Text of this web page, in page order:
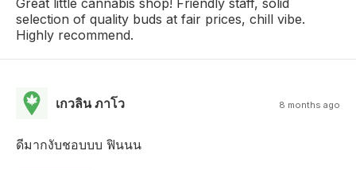
selection of quality buds at fair prices, chill vibe.
Highly recommend.
เกวลิน ภาโว 8 months ago
ดีมากงับชอบบบ ฟินนน